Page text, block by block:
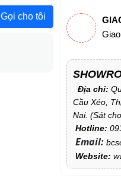
Gọi cho tôi
Địa chỉ:
Cầu Xéo,
Nai. (Sát
Hotline:
Email:
Website: